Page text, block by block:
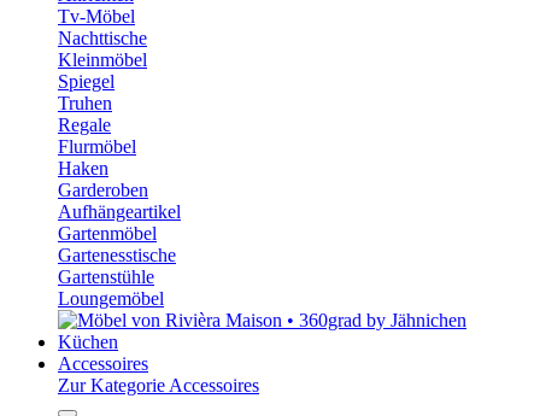
Tv-Möbel
Nachttische
Kleinmöbel
Spiegel
Truhen
Regale
Flurmöbel
Haken
Garderoben
Aufhängeartikel
Gartenmöbel
Gartenesstische
Gartenstühle
Loungemöbel
Küchen
Accessoires
Zur Kategorie Accessoires